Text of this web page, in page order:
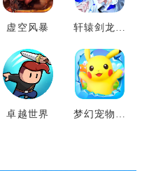
虚空风暴
轩辕剑龙舞
卓越世界
梦幻宠物联